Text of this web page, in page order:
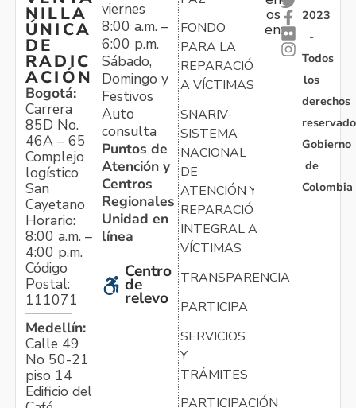
NILLA
ÚNICA
DE
RADIC
ACIÓN
Bogotá:
Carrera
85D No.
46A – 65
Complejo
logístico
San
Cayetano
Horario:
8:00 a.m. –
4:00 p.m.
Código
Postal:
111071
Medellín:
Calle 49
No 50-21
piso 14
Edificio del
viernes
8:00 a.m. –
6:00 p.m.
Sábado,
Domingo y
Festivos
Auto
consulta
Puntos de
Atención y
Centros
Regionales
Unidad en
línea
Centro
de
relevo
FONDO
PARA LA
REPARACIÓN
A VÍCTIMAS
SNARIV-
SISTEMA
NACIONAL
DE
ATENCIÓN Y
REPARACIÓN
INTEGRAL A
VÍCTIMAS
TRANSPARENCIA
PARTICIPA
SERVICIOS
Y
TRÁMITES
PARTICIPACIÓN
os
en:
2023
-
Todos
los
derechos
Gobierno
de
Colombia